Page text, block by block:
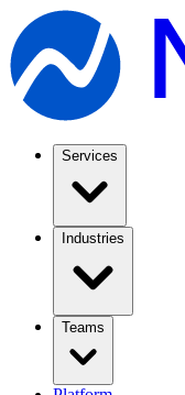
Services
Industries
Teams